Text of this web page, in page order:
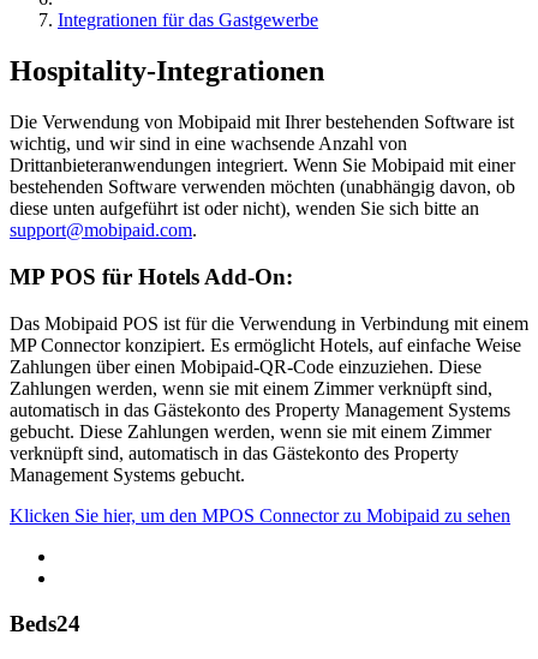
Integrationen für das Gastgewerbe
Hospitality-Integrationen
Die Verwendung von Mobipaid mit Ihrer bestehenden Software ist
wichtig, und wir sind in eine wachsende Anzahl von
Drittanbieteranwendungen integriert. Wenn Sie Mobipaid mit einer
bestehenden Software verwenden möchten (unabhängig davon, ob
diese unten aufgeführt ist oder nicht), wenden Sie sich bitte an
support@mobipaid.com.
MP POS für Hotels Add-On:
Das Mobipaid POS ist für die Verwendung in Verbindung mit einem
MP Connector konzipiert. Es ermöglicht Hotels, auf einfache Weise
Zahlungen über einen Mobipaid-QR-Code einzuziehen. Diese
Zahlungen werden, wenn sie mit einem Zimmer verknüpft sind,
automatisch in das Gästekonto des Property Management Systems
gebucht. Diese Zahlungen werden, wenn sie mit einem Zimmer
verknüpft sind, automatisch in das Gästekonto des Property
Management Systems gebucht.
Klicken Sie hier, um den MPOS Connector zu Mobipaid zu sehen
Beds24